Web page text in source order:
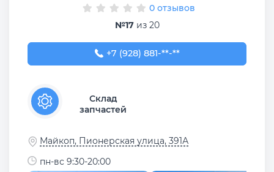
0 отзывов
№17из 20
+7 (928) 881-02-22
+7 (928) 881-**-**
Склад
запчастей
Майкоп, Пионерская улица, 391А
пн-вс 9:30-20:00